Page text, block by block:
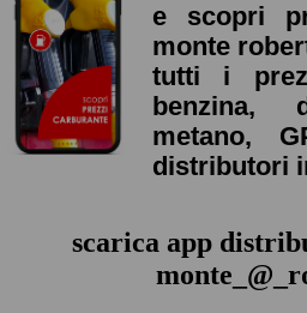
e scopri
monte
tutti i
benzina,
metano,
distributori
scarica app